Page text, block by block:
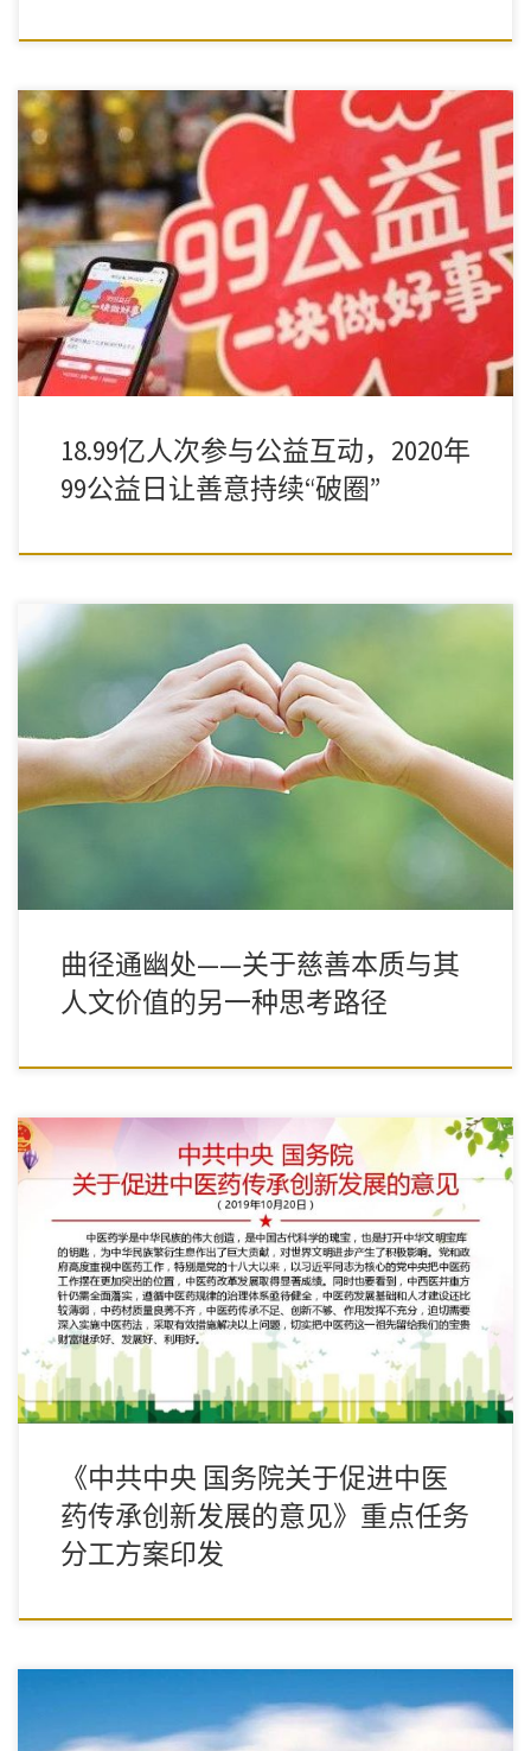
99公益日的着力点，不在于三天的数字，三天的文案和三天的激情
激发，而在于对生态效率的追求。
18.99亿人次参与公益互动，2020年
99公益日让善意持续“破圈”
慈善的本质是什么？
曲径通幽处——关于慈善本质与其
人文价值的另一种思考路径
中共中央国务院关于促进中医药传承创新发展的意见
《中共中央 国务院关于促进中医
药传承创新发展的意见》重点任务
分工方案印发